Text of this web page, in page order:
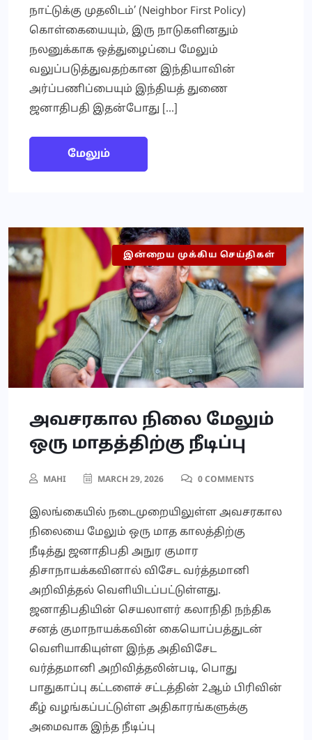
நாட்டுக்கு முதலிடம்’ (Neighbor First Policy)
கொள்கையையும், இரு நாடுகளினதும்
நலனுக்காக ஒத்துழைப்பை மேலும்
வலுப்படுத்துவதற்கான இந்தியாவின்
அர்ப்பணிப்பையும் இந்தியத் துணை
ஜனாதிபதி இதன்போது […]
மேலும்
இலங்கை
இன்றைய முக்கிய செய்திகள்
அவசரகால நிலை மேலும்
ஒரு மாதத்திற்கு நீடிப்பு
MAHI MARCH 29, 2026 0 COMMENTS
இலங்கையில் நடைமுறையிலுள்ள அவசரகால
நிலையை மேலும் ஒரு மாத காலத்திற்கு
நீடித்து ஜனாதிபதி அநுர குமார
திசாநாயக்கவினால் விசேட வர்த்தமானி
அறிவித்தல் வெளியிடப்பட்டுள்ளது.
ஜனாதிபதியின் செயலாளர் கலாநிதி நந்திக
சனத் குமாநாயக்கவின் கையொப்பத்துடன்
வெளியாகியுள்ள இந்த அதிவிசேட
வர்த்தமானி அறிவித்தலின்படி, பொது
பாதுகாப்பு கட்டளைச் சட்டத்தின் 2ஆம் பிரிவின்
கீழ் வழங்கப்பட்டுள்ள அதிகாரங்களுக்கு
அமைவாக இந்த நீடிப்பு